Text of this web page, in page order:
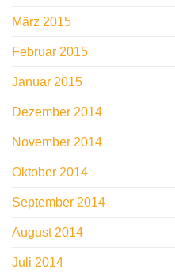
März 2015
Februar 2015
Januar 2015
Dezember 2014
November 2014
Oktober 2014
September 2014
August 2014
Juli 2014